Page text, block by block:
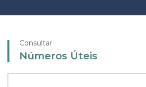
Consultar
Números Úteis